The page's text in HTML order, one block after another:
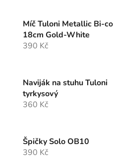
Míč Tuloni Metallic Bi-
18cm Gold-White
390 Kč
Naviják na stuhu Tuloni
tyrkysový
360 Kč
Špičky Solo OB10
390 Kč